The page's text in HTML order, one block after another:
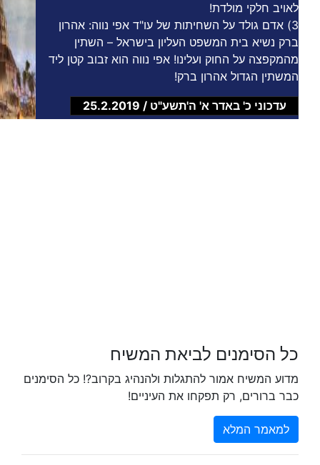
לאויב חלקי מולדת!
3) אדם גולד על השחיתות של עו"ד אפי נווה: אהרון
ברק נשיא בית המשפט העליון בישראל – השתין
מהמקפצה על החוק ועלינו! אפי נווה הוא זבוב קטן ליד
המשתין הגדול אהרון ברק!
עדכוני כ' באדר א' ה'תשע"ט / 25.2.2019
כל הסימנים לביאת המשיח
מדוע המשיח אמור להתגלות ולהנהיג בקרוב?! כל הסימנים
כבר ברורים, רק תפקחו את העיניים!
למאמר המלא